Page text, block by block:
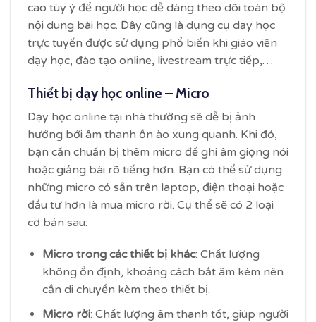
cao tùy ý để người học dễ dàng theo dõi toàn bộ
nội dung bài học. Đây cũng là dụng cụ dạy học
trực tuyến được sử dụng phổ biến khi giáo viên
dạy học, đào tạo online, livestream trực tiếp,…
Thiết bị dạy học online – Micro
Dạy học online tại nhà thường sẽ dễ bị ảnh
hưởng bởi âm thanh ồn ào xung quanh. Khi đó,
bạn cần chuẩn bị thêm micro để ghi âm giọng nói
hoặc giảng bài rõ tiếng hơn. Bạn có thể sử dụng
những micro có sẵn trên laptop, điện thoại hoặc
đầu tư hơn là mua micro rời. Cụ thể sẽ có 2 loại
cơ bản sau:
Micro trong các thiết bị khác: Chất lượng
không ổn định, khoảng cách bắt âm kém nên
cần di chuyển kèm theo thiết bị.
Micro rời: Chất lượng âm thanh tốt, giúp người